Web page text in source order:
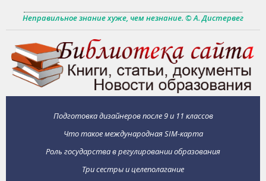
Неправильное знание хуже, чем незнание. © А. Дистервег
Подготовка дизайнеров после 9 и 11 классов
Что такое международная SIM-карта
Роль государства в регулировании образования
Три сестры и целеполагание